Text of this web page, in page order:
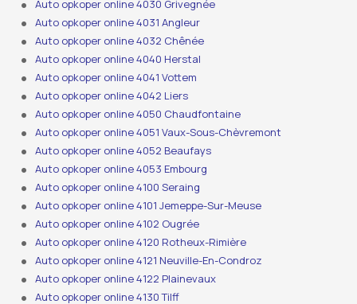
Auto opkoper online 4030 Grivegnée
Auto opkoper online 4031 Angleur
Auto opkoper online 4032 Chênée
Auto opkoper online 4040 Herstal
Auto opkoper online 4041 Vottem
Auto opkoper online 4042 Liers
Auto opkoper online 4050 Chaudfontaine
Auto opkoper online 4051 Vaux-Sous-Chèvremont
Auto opkoper online 4052 Beaufays
Auto opkoper online 4053 Embourg
Auto opkoper online 4100 Seraing
Auto opkoper online 4101 Jemeppe-Sur-Meuse
Auto opkoper online 4102 Ougrée
Auto opkoper online 4120 Rotheux-Rimière
Auto opkoper online 4121 Neuville-En-Condroz
Auto opkoper online 4122 Plainevaux
Auto opkoper online 4130 Tilff